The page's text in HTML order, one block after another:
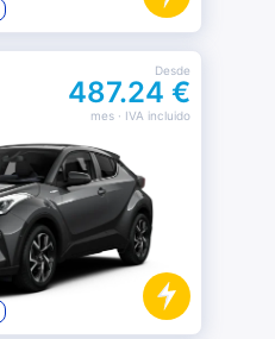
Desde
487.24 €
mes· IVA incluido